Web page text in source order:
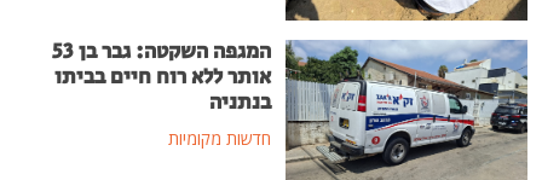
המגפה השקטה: גבר בן 53
אותר ללא רוח חיים בביתו
בנתניה
חדשות מקומיות